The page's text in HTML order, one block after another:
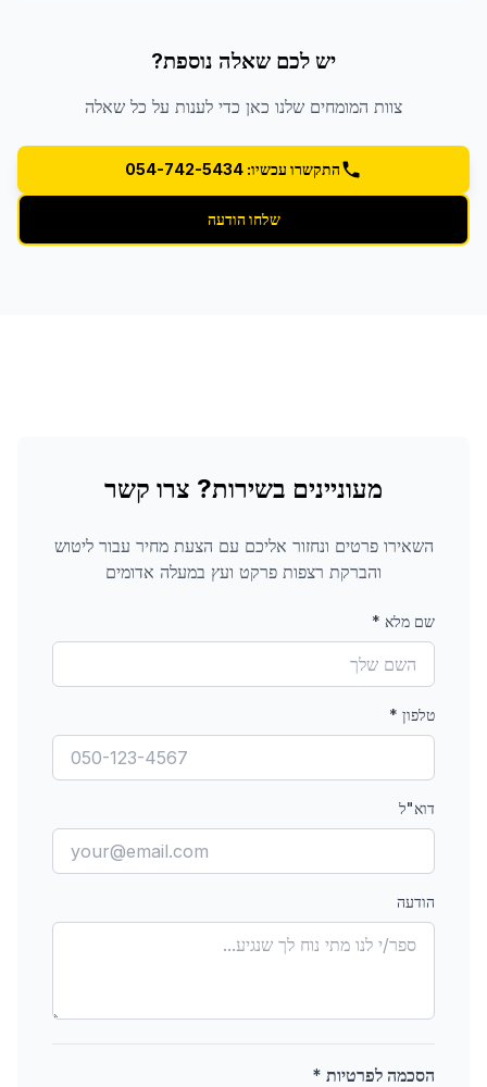
יש לכם שאלה נוספת?
צוות המומחים שלנו כאן כדי לענות על כל שאלה
התקשרו עכשיו: 054-742-5434
שלחו הודעה
מעוניינים בשירות? צרו קשר
השאירו פרטים ונחזור אליכם עם הצעת מחיר עבורליטוש
והברקת רצפות פרקט ועץ במעלה אדומים
שם מלא *
טלפון *
דוא"ל
הודעה
הסכמה לפרטיות *